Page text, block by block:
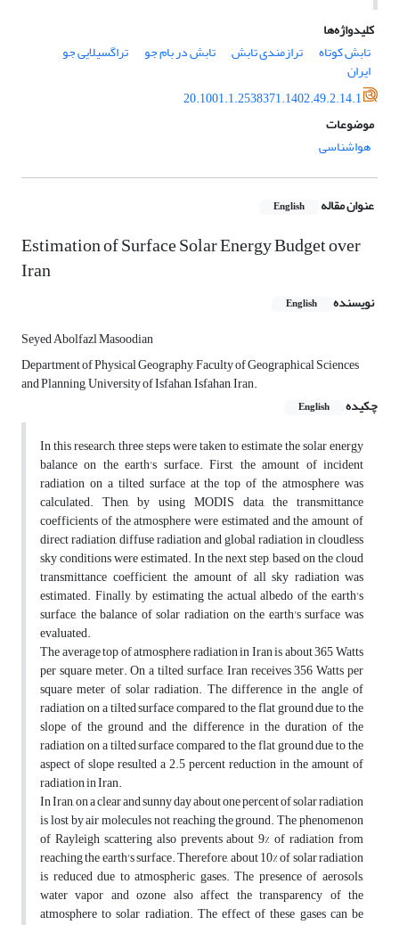
کلیدواژه‌ها
تابش کوتاه
ترازمندی تابش تابش در بام جو تراگسیلایی جو
ایران
20.1001.1.2538371.1402.49.2.14.1
موضوعات
هواشناسی
عنوان مقاله English
Estimation of Surface Solar Energy Budget over
Iran
نویسنده English
Seyed Abolfazl Masoodian
Department of Physical Geography, Faculty of Geographical Sciences
and Planning, University of Isfahan, Isfahan, Iran.
چکیده
English
In this research, three steps were taken to estimate the solar energy
balance on the earth's surface. First, the amount of incident
radiation on a tilted surface at the top of the atmosphere was
calculated. Then, by using MODIS data, the transmittance
coefficients of the atmosphere were estimated and the amount of
direct radiation, diffuse radiation and global radiation in cloudless
sky conditions were estimated. In the next step, based on the cloud
transmittance coefficient, the amount of all sky radiation was
estimated. Finally, by estimating the actual albedo of the earth's
surface, the balance of solar radiation on the earth's surface was
evaluated.
The average top of atmosphere radiation in Iran is about 365 Watts
per square meter. On a tilted surface, Iran receives 356 Watts per
square meter of solar radiation. The difference in the angle of
radiation on a tilted surface compared to the flat ground due to the
slope of the ground and the difference in the duration of the
radiation on a tilted surface compared to the flat ground due to the
aspect of slope resulted a 2.5 percent reduction in the amount of
radiation in Iran.
In Iran, on a clear and sunny day about one percent of solar radiation
is lost by air molecules not reaching the ground. The phenomenon
of Rayleigh scattering also prevents about 9% of radiation from
reaching the earth's surface. Therefore, about 10% of solar radiation
is reduced due to atmospheric gases. The presence of aerosols,
water vapor and ozone also affect the transparency of the
atmosphere to solar radiation. The effect of these gases can be